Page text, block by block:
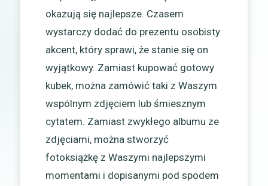
okazują się najlepsze. Czasem
wystarczy dodać do prezentu osobisty
akcent, który sprawi, że stanie się on
wyjątkowy. Zamiast kupować gotowy
kubek, można zamówić taki z Waszym
wspólnym zdjęciem lub śmiesznym
cytatem. Zamiast zwykłego albumu ze
zdjęciami, można stworzyć
fotoksiążkę z Waszymi najlepszymi
momentami i dopisanymi pod spodem